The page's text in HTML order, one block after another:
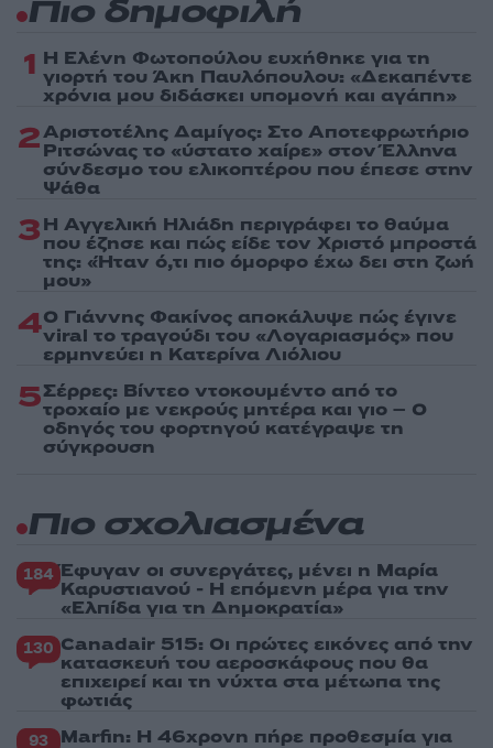
Πιο δημοφιλή
1 Η Ελένη Φωτοπούλου ευχήθηκε για τη
γιορτή του Άκη Παυλόπουλου: «Δεκαπέντε
χρόνια μου διδάσκει υπομονή και αγάπη»
2Αριστοτέλης Δαμίγος: Στο Αποτεφρωτήριο
Ριτσώνας το «ύστατο χαίρε» στον Έλληνα
σύνδεσμο του ελικοπτέρου που έπεσε στην
Ψάθα
3Η Αγγελική Ηλιάδη περιγράφει το θαύμα
που έζησε και πώς είδε τον Χριστό μπροστά
της: «Ήταν ό,τι πιο όμορφο έχω δει στη ζωή
μου»
4Ο Γιάννης Φακίνος αποκάλυψε πώς έγινε
viral το τραγούδι του «Λογαριασμός» που
ερμηνεύει η Κατερίνα Λιόλιου
5Σέρρες: Βίντεο ντοκουμέντο από το
τροχαίο με νεκρούς μητέρα και γιο – Ο
οδηγός του φορτηγού κατέγραψε τη
σύγκρουση
Πιο σχολιασμένα
184 Έφυγαν οι συνεργάτες, μένει η Μαρία
Καρυστιανού - Η επόμενη μέρα για την
«Ελπίδα για τη Δημοκρατία»
130 Canadair 515: Οι πρώτες εικόνες από την
κατασκευή του αεροσκάφους που θα
επιχειρεί και τη νύχτα στα μέτωπα της
φωτιάς
93 Marfin: Η 46χρονη πήρε προθεσμία για